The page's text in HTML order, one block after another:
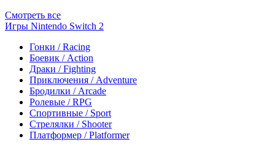
Смотреть все
Игры Nintendo Switch 2
Гонки / Racing
Боевик / Action
Драки / Fighting
Приключения / Adventure
Бродилки / Arcade
Ролевые / RPG
Спортивные / Sport
Стрелялки / Shooter
Платформер / Platformer